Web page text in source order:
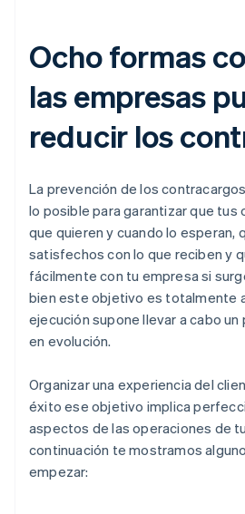
Ocho formas
las empresas
reducir los
La prevención de los
lo posible para garantizar que tus
que quieren y cuando lo esperan,
satisfechos con lo que reciben y
fácilmente con tu empresa si
bien este objetivo es totalmente
ejecución supone llevar a cabo
en evolución.
Organizar una experiencia del
éxito ese objetivo implica
aspectos de las operaciones de
continuación te mostramos
empezar: